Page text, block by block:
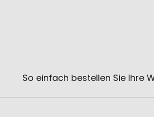
So einfach bestellen Sie Ihre